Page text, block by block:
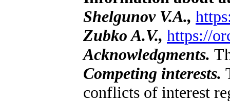
Shelgunov V.A.,
Zubko A.V., https://
Acknowledgments.
Competing interests.
conflicts of interest